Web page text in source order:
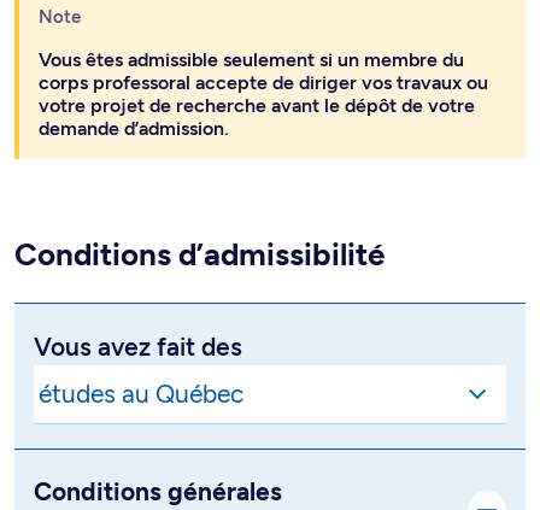
Note
Vous êtes admissible seulement si un membre du
corps professoral accepte de diriger vos travaux ou
votre projet de recherche avant le dépôt de votre
demande d’admission.
Conditions d’admissibilité
Vous avez fait des
Conditions générales